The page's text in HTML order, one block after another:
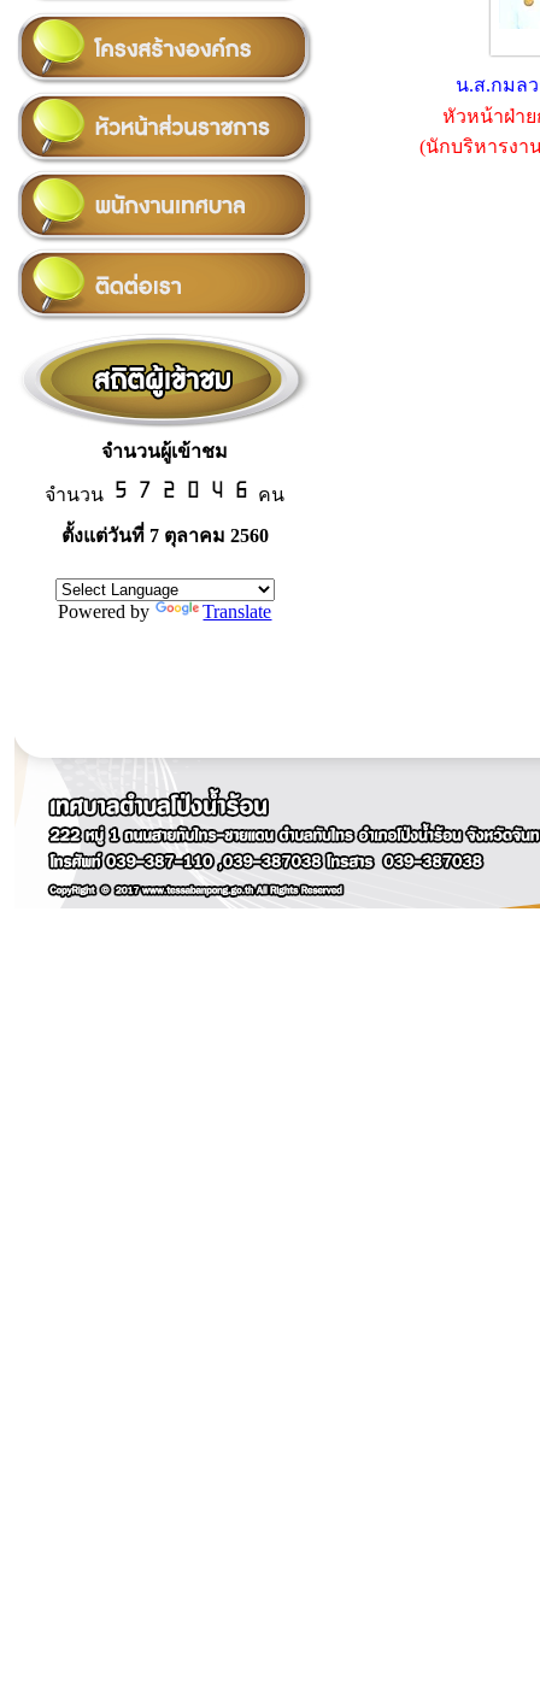
จำนวนผู้เข้าชม
จำนวน
คน
ตั้งแต่วันที่ 7 ตุลาคม 2560
Powered by Translate
น.ส.กมล
หัวหน้าฝ่า
(นักบริหารงา